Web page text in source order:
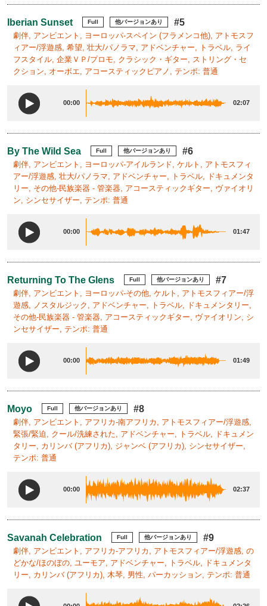
Iberian Sunset Full 他バージョンあり #5
劇伴, アンビエント, ヨーロッパ-スペイン (フラメンコ他), アトモスフ
ィアー/浮遊感, 希望, 壮大/パノラマ, アドベンチャー, トラベル, ライ
フスタイル, 企業ＶＰ/プロモ, クラシック・ギター, ストリング・セ
クション, オーボエ, アコースティックピアノ, テンポ: 普通
00:00 02:07
By The Wild Sea Full 他バージョンあり #6
劇伴, アンビエント, ヨーロッパ-アイルランド, ケルト, アトモスフィ
アー/浮遊感, 壮大/パノラマ, アドベンチャー, トラベル, ドキュメンタ
リー, その他-民族楽器 - 管楽器, アコースティックギター, ヴァイオリ
ン, シンセサイザー, テンポ: 普通
00:00 01:47
Returning To The Glens Full 他バージョンあり #7
劇伴, アンビエント, ヨーロッパ-その他, ケルト, アトモスフィアー/浮
遊感, ノスタルジック, アドベンチャー, トラベル, ドキュメンタリー,
その他-民族楽器 - 管楽器, アコースティックギター, ヴァイオリン, シ
ンセサイザー, テンポ: 普通
00:00 01:49
Moyo Full 他バージョンあり #8
劇伴, アンビエント, アフリカ-南アフリカ, アトモスフィアー/浮遊感,
緊張/緊迫, クール/洗練された, アドベンチャー, トラベル, ドキュメン
タリー, カリンバ (アフリカ), ジャンベ (アフリカ), シンセサイザー,
テンポ: 普通
00:00 02:37
Savanah Celebration Full 他バージョンあり #9
劇伴, アンビエント, アフリカ-アフリカ, アトモスフィアー/浮遊感, の
どかな/ほのぼの, ユーモア, アドベンチャー, トラベル, ドキュメンタ
リー, カリンバ (アフリカ), 木琴, 男性, パーカッション, テンポ: 普通